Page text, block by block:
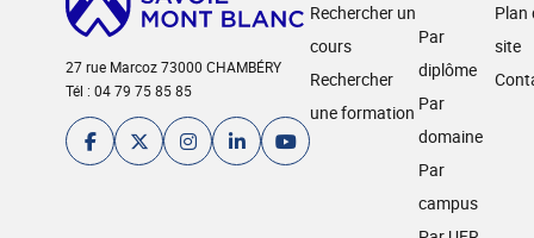
27 rue Marcoz 73000 CHAMBÉRY
Tél : 04 79 75 85 85
Rechercher un
cours
Rechercher
une formation
Par
diplôme
Par
domaine
Par
campus
Plan
site